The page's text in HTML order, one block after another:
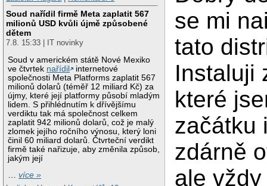
Soud nařídil firmě Meta zaplatit 567
milionů USD kvůli újmě způsobené
dětem
7.8. 15:33 | IT novinky
Soud v americkém státě Nové Mexiko
ve čtvrtek nařídil
internetové
společnosti Meta Platforms zaplatit 567
milionů dolarů (téměř 12 miliard Kč) za
újmy, které její platformy působí mladým
lidem. S přihlédnutím k dřívějšímu
verdiktu tak má společnost celkem
zaplatit 942 milionů dolarů, což je malý
zlomek jejího ročního výnosu, který loni
činil 60 miliard dolarů. Čtvrteční verdikt
firmě také nařizuje, aby změnila způsob,
jakým její
…více »
se mi
tato
Instaluji
které
začátku
zdárně
ale